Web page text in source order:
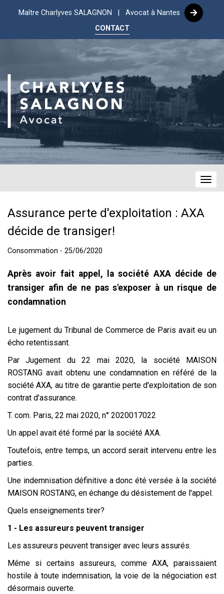
Maître Charlyves SALAGNON | Avocat à Nantes
CONTACT
Assurance perte d'exploitation : AXA
décide de transiger!
Consommation - 25/06/2020
Après avoir fait appel, la société AXA décide de
transiger afin de ne pas s'exposer à un risque de
condamnation
Le jugement du Tribunal de Commerce de Paris avait eu un
écho retentissant.
Par Jugement du 22 mai 2020, la société MAISON
ROSTANG avait obtenu une condamnation en référé de la
société AXA, au titre de garantie perte d'exploitation de son
contrat d'assurance.
T. com. Paris, 22 mai 2020, n° 2020017022
Un appel avait été formé par la société AXA.
Toutefois, entre temps, un accord serait intervenu entre les
parties.
Une indemnisation définitive a donc été versée à la société
MAISON ROSTANG, en échange du désistement de l'appel.
Quels enseignements tirer?
1 - Les assureurs peuvent transiger
Les assureurs peuvent transiger avec leurs assurés.
Même si certains assureurs, comme AXA, paraissaient
hostile à toute indemnisation, la voie de la négociation est
désormais ouverte.